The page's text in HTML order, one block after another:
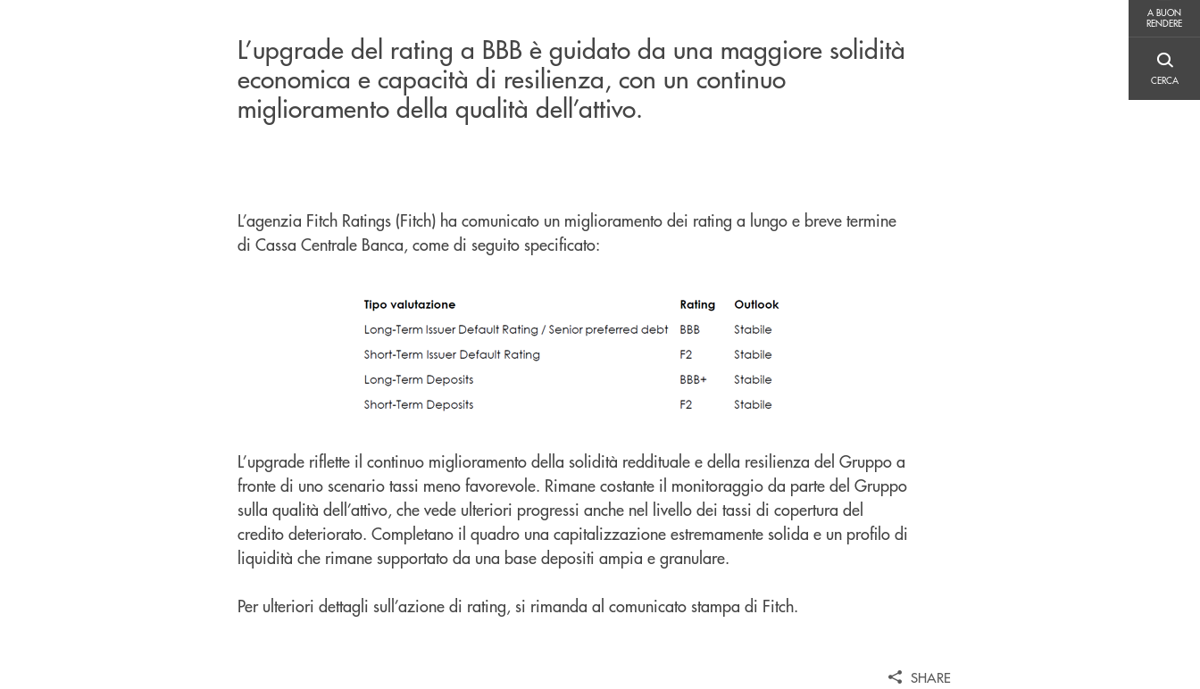
A BUON
RENDERE
CERCA
L’upgrade del rating a BBB è guidato da una maggiore solidità
economica e capacità di resilienza, con un continuo
miglioramento della qualità dell’attivo.
L’agenzia Fitch Ratings (Fitch) ha comunicato un miglioramento dei rating a lungo e breve termine
di Cassa Centrale Banca, come di seguito specificato:
L’upgrade riflette il continuo miglioramento della solidità reddituale e della resilienza del Gruppo a
fronte di uno scenario tassi meno favorevole. Rimane costante il monitoraggio da parte del Gruppo
sulla qualità dell’attivo, che vede ulteriori progressi anche nel livello dei tassi di copertura del
credito deteriorato. Completano il quadro una capitalizzazione estremamente solida e un profilo di
liquidità che rimane supportato da una base depositi ampia e granulare.
Per ulteriori dettagli sull’azione di rating, si rimanda al comunicato stampa di Fitch.
SHARE